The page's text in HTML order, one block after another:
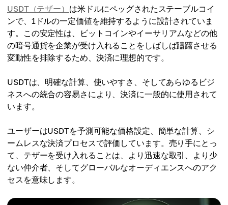
USDT（テザー） は米ドルにペッグされたステーブルコイ
ンで、1ドルの一定価値を維持するように設計されていま
す。この安定性は、ビットコインやイーサリアムなどの他
の暗号通貨を企業が受け入れることをしばしば躊躇させる
変動性を排除するため、決済に理想的です。
USDTは、明確な計算、使いやすさ、そしてあらゆるビジ
ネスへの統合の容易さにより、決済に一般的に使用されて
います。
ユーザーはUSDTを予測可能な価格設定、簡単な計算、シ
ームレスな決済プロセスで評価しています。売り手にとっ
て、テザーを受け入れることは、より迅速な取引、より少
ない仲介者、そしてグローバルなオーディエンスへのアク
セスを意味します。